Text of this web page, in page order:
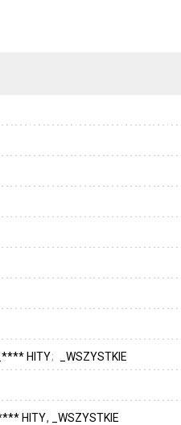
_**** HITY _WSZYSTKIE
HITY _WSZYSTKIE